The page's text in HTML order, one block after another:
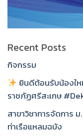
Recent Posts
กิจกรรม
ยินดีต้อนรับน้องใ
ราชภัฏศรีสะเกษ
สาขาวิชาการจัดการ
ท่าเรือแหลมฉบัง